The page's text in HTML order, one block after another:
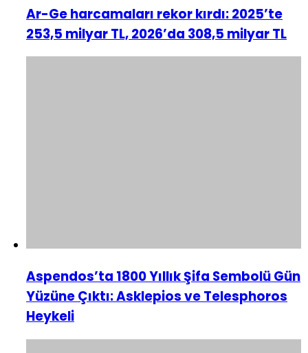
Ar-Ge harcamaları rekor kırdı: 2025’te
253,5 milyar TL, 2026’da 308,5 milyar TL
Aspendos’ta 1800 Yıllık Şifa Sembolü Gün
Yüzüne Çıktı: Asklepios ve Telesphoros
Heykeli